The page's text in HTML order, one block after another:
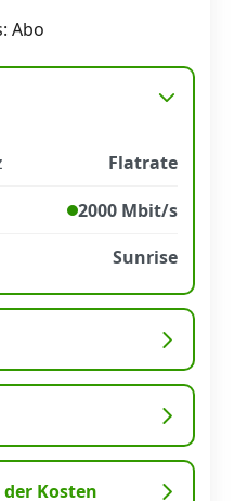
Abo
Flatrate
2000 Mbit/s
Sunrise
Kosten